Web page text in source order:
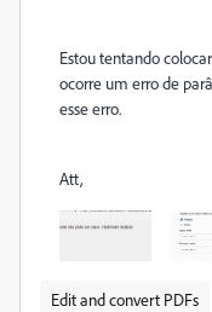
Estou tentando
ocorre um erro de
esse erro.
Att,
Edit and convert PDFs